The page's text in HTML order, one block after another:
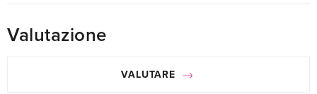
Valutazione
VALUTARE